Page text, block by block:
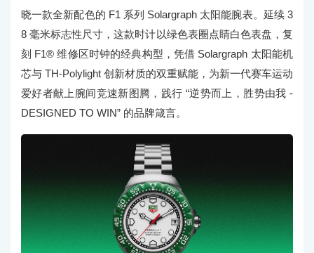
晓一款全新配色的 F1 系列 Solargraph 太阳能腕表。延续 3
8 毫米标志性尺寸，这款时计以绿色表圈点睛白色表盘，复
刻 F1® 维修区时钟的经典构型，凭借 Solargraph 太阳能机
芯与 TH-Polylight 创新材质的双重赋能，为新一代赛车运动
爱好者献上腕间竞速新图腾，践行 “逆势而上，胜势由我 -
DESIGNED TO WIN” 的品牌箴言。